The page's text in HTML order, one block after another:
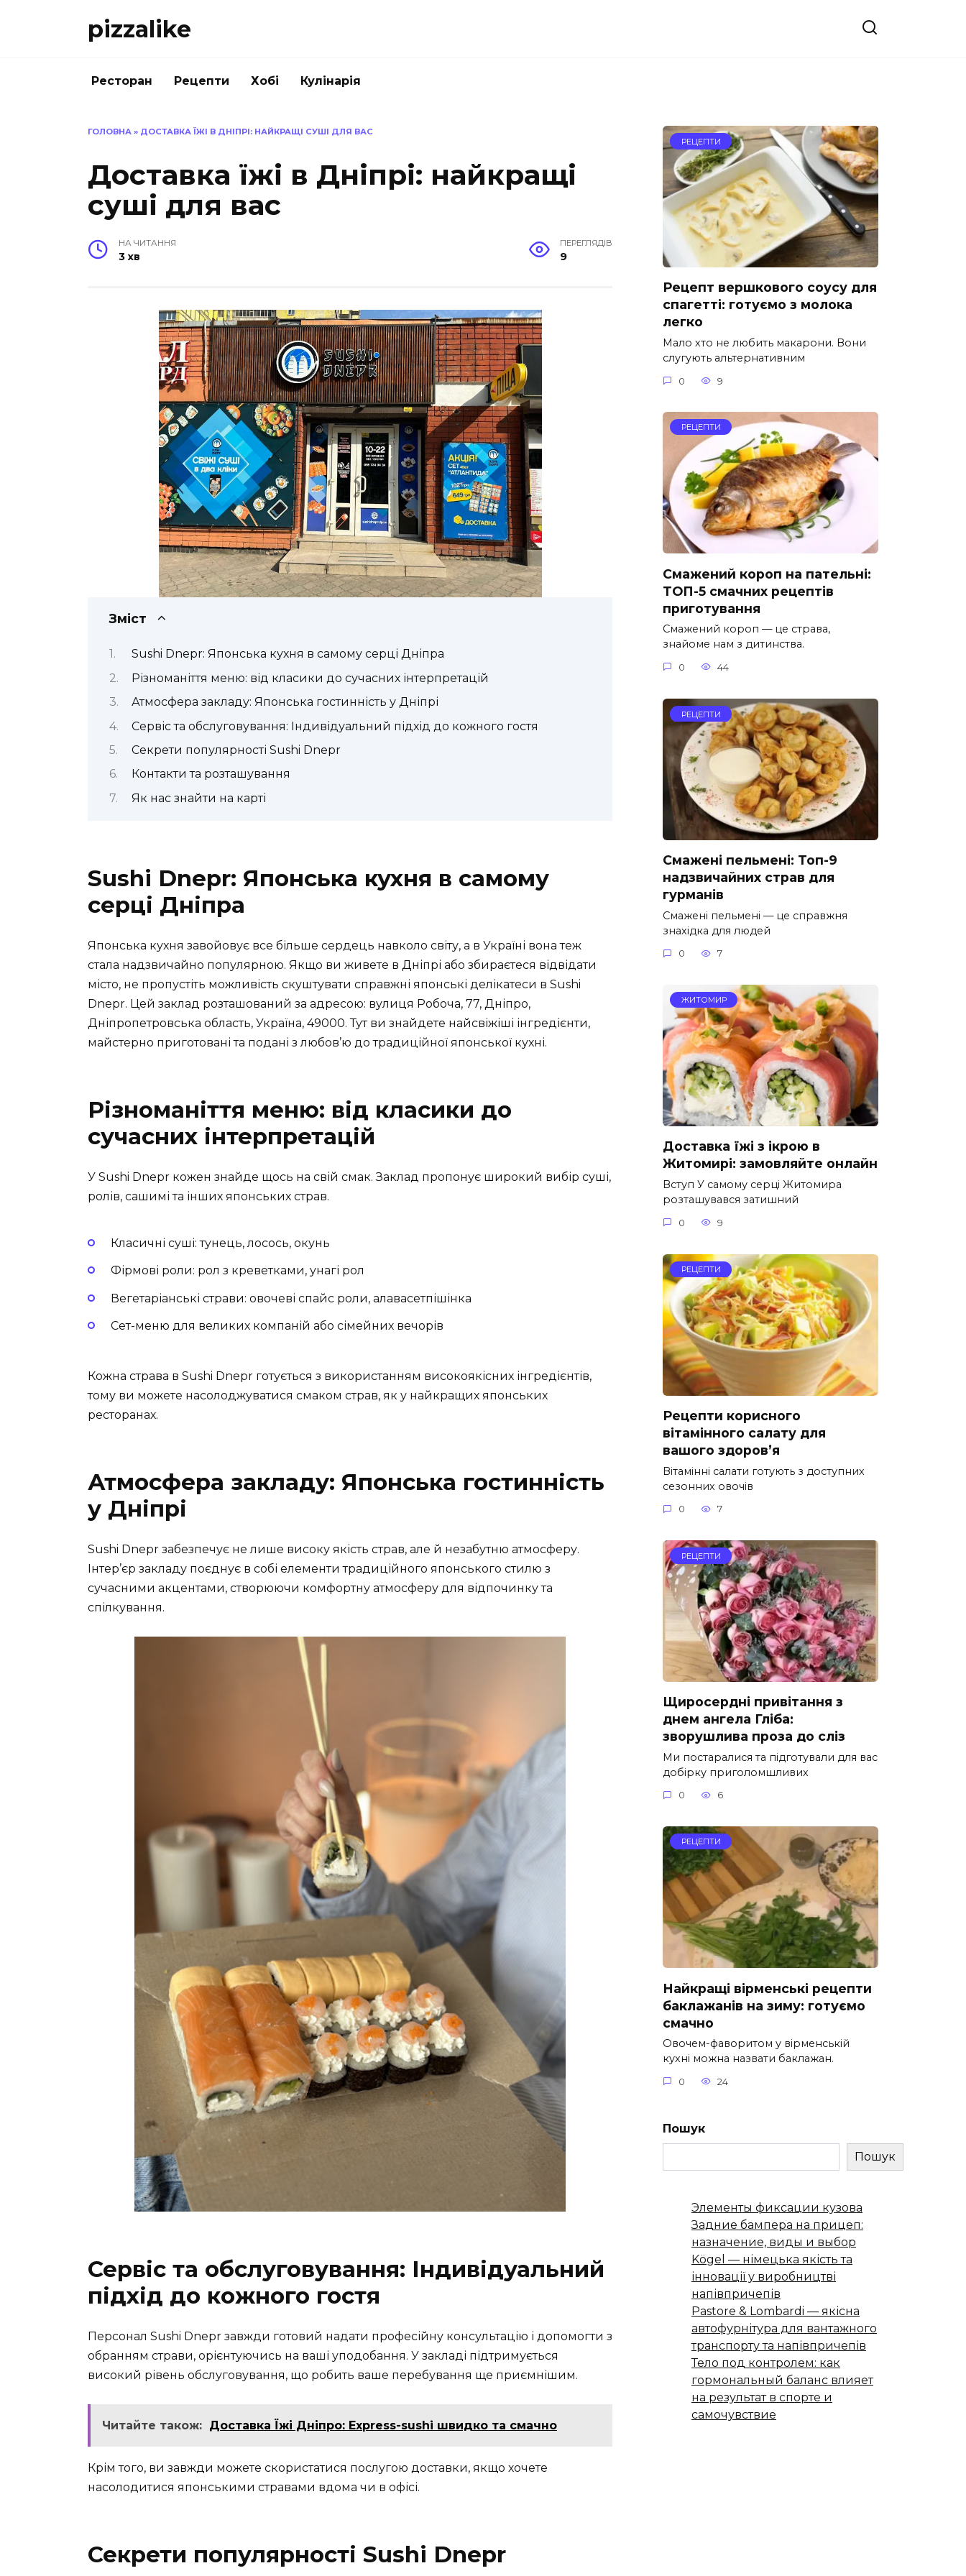
pizzalike
Ресторан Рецепти Хобі Кулінарія
ГОЛОВНА » ДОСТАВКА ЇЖІ В ДНІПРІ: НАЙКРАЩІ СУШІ ДЛЯ ВАС
Доставка їжі в Дніпрі: найкращі
суші для вас
НА ЧИТАННЯ
3 хв
ПЕРЕГЛЯДІВ
9
Зміст
Sushi Dnepr: Японська кухня в самому серці Дніпра
Різноманіття меню: від класики до сучасних інтерпретацій
Атмосфера закладу: Японська гостинність у Дніпрі
Сервіс та обслуговування: Індивідуальний підхід до кожного гостя
Секрети популярності Sushi Dnepr
Контакти та розташування
Як нас знайти на карті
Sushi Dnepr: Японська кухня в самому
серці Дніпра
Японська кухня завойовує все більше сердець навколо світу, а в Україні вона теж
стала надзвичайно популярною. Якщо ви живете в Дніпрі або збираєтеся відвідати
місто, не пропустіть можливість скуштувати справжні японські делікатеси в Sushi
Dnepr. Цей заклад розташований за адресою: вулиця Робоча, 77, Дніпро,
Дніпропетровська область, Україна, 49000. Тут ви знайдете найсвіжіші інгредієнти,
майстерно приготовані та подані з любов’ю до традиційної японської кухні.
Різноманіття меню: від класики до
сучасних інтерпретацій
У Sushi Dnepr кожен знайде щось на свій смак. Заклад пропонує широкий вибір суші,
ролів, сашимі та інших японських страв.
Класичні суші: тунець, лосось, окунь
Фірмові роли: рол з креветками, унагі рол
Вегетаріанські страви: овочеві спайс роли, алавасетпішінка
Сет-меню для великих компаній або сімейних вечорів
Кожна страва в Sushi Dnepr готується з використанням високоякісних інгредієнтів,
тому ви можете насолоджуватися смаком страв, як у найкращих японських
ресторанах.
Атмосфера закладу: Японська гостинність
у Дніпрі
Sushi Dnepr забезпечує не лише високу якість страв, але й незабутню атмосферу.
Інтер’єр закладу поєднує в собі елементи традиційного японського стилю з
сучасними акцентами, створюючи комфортну атмосферу для відпочинку та
спілкування.
Сервіс та обслуговування: Індивідуальний
підхід до кожного гостя
Персонал Sushi Dnepr завжди готовий надати професійну консультацію і допомогти з
обранням страви, орієнтуючись на ваші уподобання. У закладі підтримується
високий рівень обслуговування, що робить ваше перебування ще приємнішим.
Читайте також: Доставка Їжі Дніпро: Express-sushi швидко та смачно
Крім того, ви завжди можете скористатися послугою доставки, якщо хочете
насолодитися японськими стравами вдома чи в офісі.
Секрети популярності Sushi Dnepr
РЕЦЕПТИ
Рецепт вершкового соусу для
спагетті: готуємо з молока
легко
Мало хто не любить макарони. Вони
слугують альтернативним
0 9
РЕЦЕПТИ
Смажений короп на пательні:
ТОП-5 смачних рецептів
приготування
Смажений короп — це страва,
знайоме нам з дитинства.
0 44
РЕЦЕПТИ
Смажені пельмені: Топ-9
надзвичайних страв для
гурманів
Смажені пельмені — це справжня
знахідка для людей
0 7
ЖИТОМИР
Доставка їжі з ікрою в
Житомирі: замовляйте онлайн
Вступ У самому серці Житомира
розташувався затишний
0 9
РЕЦЕПТИ
Рецепти корисного
вітамінного салату для
вашого здоров’я
Вітамінні салати готують з доступних
сезонних овочів
0 7
РЕЦЕПТИ
Щиросердні привітання з
днем ангела Гліба:
зворушлива проза до сліз
Ми постаралися та підготували для вас
добірку приголомшливих
0 6
РЕЦЕПТИ
Найкращі вірменські рецепти
баклажанів на зиму: готуємо
смачно
Овочем-фаворитом у вірменській
кухні можна назвати баклажан.
0 24
Пошук
Пошук
Элементы фиксации кузова
Задние бампера на прицеп:
назначение, виды и выбор
Kögel — німецька якість та
інновації у виробництві
напівпричепів
Pastore & Lombardi — якісна
автофурнітура для вантажного
транспорту та напівпричепів
Тело под контролем: как
гормональный баланс влияет
на результат в спорте и
самочувствие